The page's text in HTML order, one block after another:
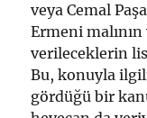
veya Cemal
Ermeni
verileceklerin
Bu, konuyla
gördüğü bir